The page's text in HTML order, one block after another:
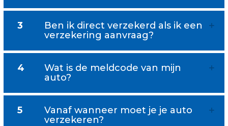
3
Ben ik direct verzekerd als ik een
verzekering aanvraag?
4
Wat is de meldcode van mijn
auto?
5
Vanaf wanneer moet je je auto
verzekeren?